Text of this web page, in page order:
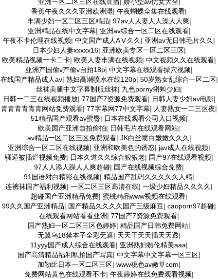
香蕉午夜久久久亚洲欧洲湿| 午夜蝴蝶全集在线观看|
丰满少妇一区二区三区精品| 97av人人妻人人澡人人爽|
亚洲精品在线中文字幕| 亚洲av综合一区二区在线观看|
午夜不卡伦理在线视频| 中文国产成人AⅤ久久 | 亚洲av无日韩毛片久久 |
日本少妇人妻xxxxx16| 亚洲欧美专区一区二区三区|
欧美精品视频一卡二卡| 欧美人妻丰满在线视频| 中文视频久久在线观看|
亚洲产国偷v产偷v自拍18p| 中文字幕在线观看操穴视频|
在线国产精品成人av| 熟妇高潮喷水在线120p| 50岁熟女乱综合一区二区|
丝袜美腿中文字幕制服丝袜| 九色porny蝌蚪少妇|
日韩一二三在线视频播放| 77国产7资源免费观看| 日韩人妻少妇av电影|
青青青青青青网站免费观看| 77字幕网77中文字幕| 人妻熟女一二三区夜|
51精品国产观看av蜜臀| 日本在线观看公司入口视频|
欧美国产亚洲自拍偷拍| 日韩毛片在线观看网站|
av精品一区二区三区免费观看| JK白丝喷白嫩嫩久久久 |
亚洲综合一区二区在线视频| 亚洲和欧美色的诱惑| jav成人在线视频|
骚逼被插烂视频免费| 日本久道久久综合狠狠老| 国产97在线观看视频|
97人人添人躁人人爽超碰| 国产在线视频综合免费|
91国语对白精彩在线视频| 精品国产乱码久久久久久人精|
连裤袜国产福利视频| 一区二区三区高清在线| 一级少妇精品久久久久 |
超碰国产亚洲精品免费| 蜜桃精品www视频在线观看|
99久久国产亚洲精品| 国产精品久久久久国产三级麻豆| caoporn97超碰|
在线观看网站看看亚洲| 77国产7资源免费观看|
国产熟妇一区二区三区色婷婷| 精品国产日韩免费网站|
无翼乌18禁本子全彩无遮| 天天干天天插天天透|
11yyy国产成人综合在线观看| 亚洲熟妇熟伦精美aaa|
国产高清精品福利私拍国产写真| 中文字幕中文字幕一区三区|
加勒比日本一区二区三区| www桃色av嫩草com|
免费网站黄色在线观看不卡| 午夜婷婷在线免费观看视频|